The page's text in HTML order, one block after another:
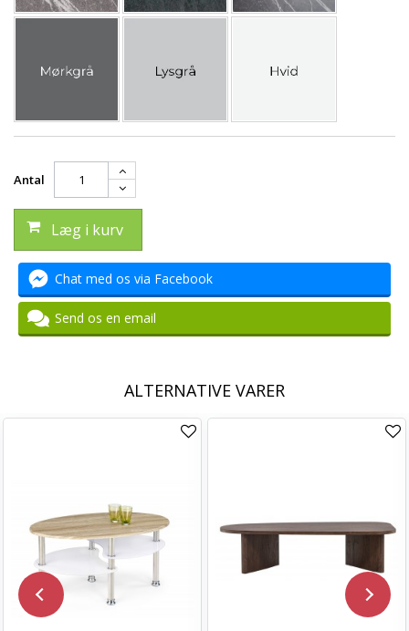
Antal
Læg i kurv
Chat med os via Facebook
Send os en email
ALTERNATIVE VARER